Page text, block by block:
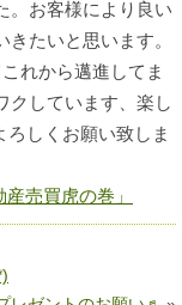
。お客様により良い
たいと思います。
れから邁進してま
クしています、楽し
しくお願い致しま
産売買虎の巻」